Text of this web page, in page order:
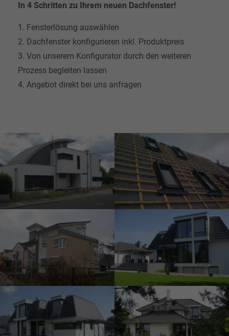
In 4 Schritten zu Ihrem neuen Dachfenster!
1. Fensterlösung auswählen
2. Dachfenster konfigurieren inkl. Produktpreis
3. Von unserem Konfigurator durch den weiteren
Prozess begleiten lassen
4. Angebot direkt bei uns anfragen